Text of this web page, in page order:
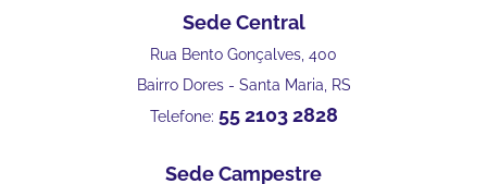
Sede Central
Rua Bento Gonçalves, 400
Bairro Dores - Santa Maria, RS
Telefone: 55 2103 2828
Sede Campestre